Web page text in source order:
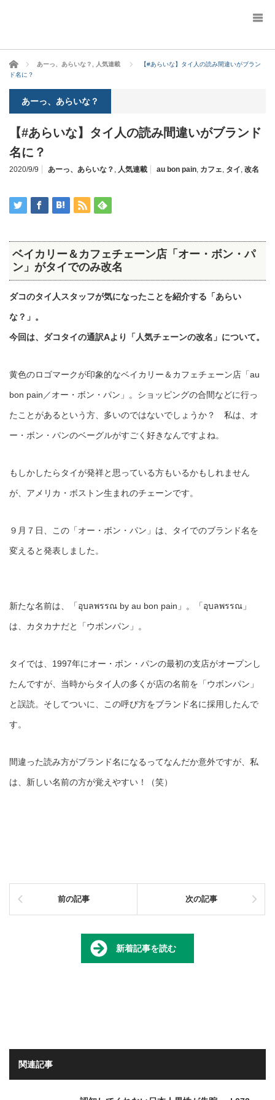
ホーム あーっ、あらいな？ 人気連載
【#あらいな】タイ人の読み間違いがブラン
ド名に？
あーっ、あらいな？
【#あらいな】タイ人の読み間違いがブランド
名に？
2020/9/9 あーっ、あらいな？ , 人気連載 au bon pain, カフェ, タイ, 改名
ベイカリー＆カフェチェーン店「オー・ボン・パ
ン」がタイでのみ改名
ダコのタイ人スタッフが気になったことを紹介する「あらい
な？」。
今回は、ダコタイの通訳Aより「人気チェーンの改名」について。
黄色のロゴマークが印象的なベイカリー＆カフェチェーン店「au
bon pain／オー・ボン・パン」。ショッピングの合間などに行っ
たことがあるという方、多いのではないでしょうか？ 私は、オ
ー・ボン・パンのベーグルがすごく好きなんですよね。
もしかしたらタイが発祥と思っている方もいるかもしれません
が、アメリカ・ボストン生まれのチェーンです。
９月７日、この「オー・ボン・パン」は、タイでのブランド名を
変えると発表しました。
新たな名前は、「อุบลพรรณ by au bon pain」。「อุบลพรรณ」
は、カタカナだと「ウボンパン」。
タイでは、1997年にオー・ボン・パンの最初の支店がオープンし
たんですが、当時からタイ人の多くが店の名前を「ウボンパン」
と誤読。そしてついに、この呼び方をブランド名に採用したんで
す。
間違った読み方がブランド名になるってなんだか意外ですが、私
は、新しい名前の方が覚えやすい！（笑）
前の記事 次の記事
新着記事を読む
関連記事